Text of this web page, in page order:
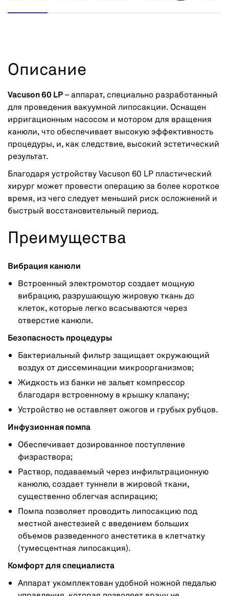
Описание
Vacuson 60 LP – аппарат, специально разработанный
для проведения вакуумной липосакции. Оснащен
ирригационным насосом и мотором для вращения
канюли, что обеспечивает высокую эффективность
процедуры, и, как следствие, высокий эстетический
результат.
Благодаря устройству Vacuson 60 LP пластический
хирург может провести операцию за более короткое
время, из чего следует меньший риск осложнений и
быстрый восстановительный период.
Преимущества
Вибрация канюли
Встроенный электромотор создает мощную
вибрацию, разрушающую жировую ткань до
клеток, которые легко всасываются через
отверстие канюли.
Безопасность процедуры
Бактериальный фильтр защищает окружающий
воздух от диссеминации микроорганизмов;
Жидкость из банки не зальет компрессор
благодаря встроенному в крышку клапану;
Устройство не оставляет ожогов и грубых рубцов.
Инфузионная помпа
Обеспечивает дозированное поступление
физраствора;
Раствор, подаваемый через инфильтрационную
канюлю, создает туннели в жировой ткани,
существенно облегчая аспирацию;
Помпа позволяет проводить липосакцию под
местной анестезией с введением больших
объемов разведенного анестетика в клетчатку
(тумесцентная липосакция).
Комфорт для специалиста
Аппарат укомплектован удобной ножной педалью